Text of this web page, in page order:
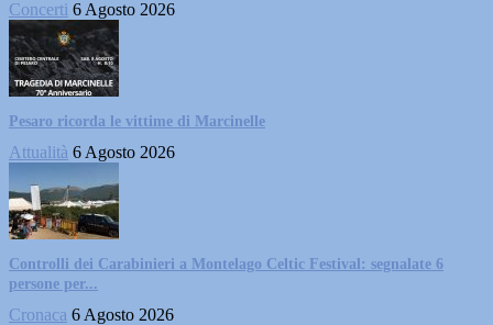
Concerti 6 Agosto 2026
Pesaro ricorda le vittime di Marcinelle
Attualità 6 Agosto 2026
Controlli dei Carabinieri a Montelago Celtic Festival: segnalate 6
persone per...
Cronaca 6 Agosto 2026